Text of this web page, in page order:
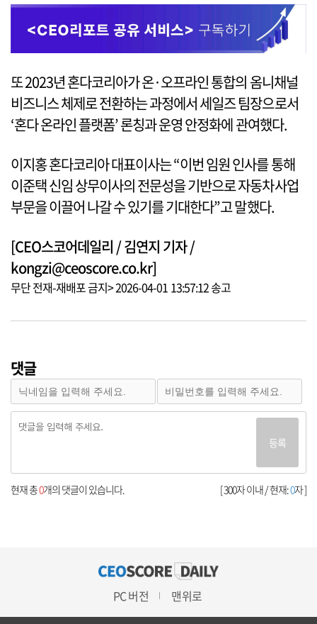
또 2023년 혼다코리아가 온·오프라인 통합의 옴니채널
비즈니스 체제로 전환하는 과정에서 세일즈 팀장으로서
‘혼다 온라인 플랫폼’ 론칭과 운영 안정화에 관여했다.
이지홍 혼다코리아 대표이사는 “이번 임원 인사를 통해
이준택 신임 상무이사의 전문성을 기반으로 자동차사업
부문을 이끌어 나갈 수 있기를 기대한다”고 말했다.
[CEO스코어데일리 / 김연지 기자 /
kongzi@ceoscore.co.kr]
무단 전재-재배포 금지> 2026-04-01 13:57:12 송고
댓글
등록
[ 300자 이내 / 현재:0자 ]
현재 총0개의 댓글이 있습니다.
PC 버전 맨위로